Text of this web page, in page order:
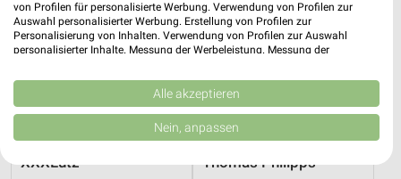
44,5 km
Gartenmöbel-Abverkauf Wohnideen so individuell wie du!
Gültig bis Fr. 14.08.
XXXLutz Thomas Philipps
von Profilen für personalisierte Werbung. Verwendung von Profilen zur
Auswahl personalisierter Werbung. Erstellung von Profilen zur
Personalisierung von Inhalten. Verwendung von Profilen zur Auswahl
personalisierter Inhalte. Messung der Werbeleistung. Messung der
Kombinationen von Daten aus verschiedenen Quellen. Entwicklung und
Verbesserung der Angebote. Verwendung reduzierter Daten zur Auswahl
von Inhalten.
Daten können außerhalb der Europäischen Union weitergegeben und in die
USA gesendet werden.
Website/App.
Alle akzeptieren
Nein, anpassen